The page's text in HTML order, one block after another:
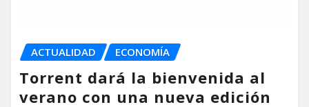
ACTUALIDAD ECONOMÍA
Torrent dará la bienvenida al
verano con una nueva edición